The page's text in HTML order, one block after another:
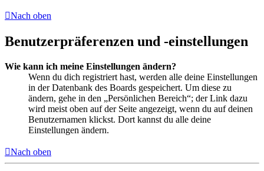
Nach oben
Benutzerpräferenzen und -einstellungen
Wie kann ich meine Einstellungen ändern?
Wenn du dich registriert hast, werden alle deine Einstellungen
in der Datenbank des Boards gespeichert. Um diese zu
ändern, gehe in den „Persönlichen Bereich“; der Link dazu
wird meist oben auf der Seite angezeigt, wenn du auf deinen
Benutzernamen klickst. Dort kannst du alle deine
Einstellungen ändern.
Nach oben